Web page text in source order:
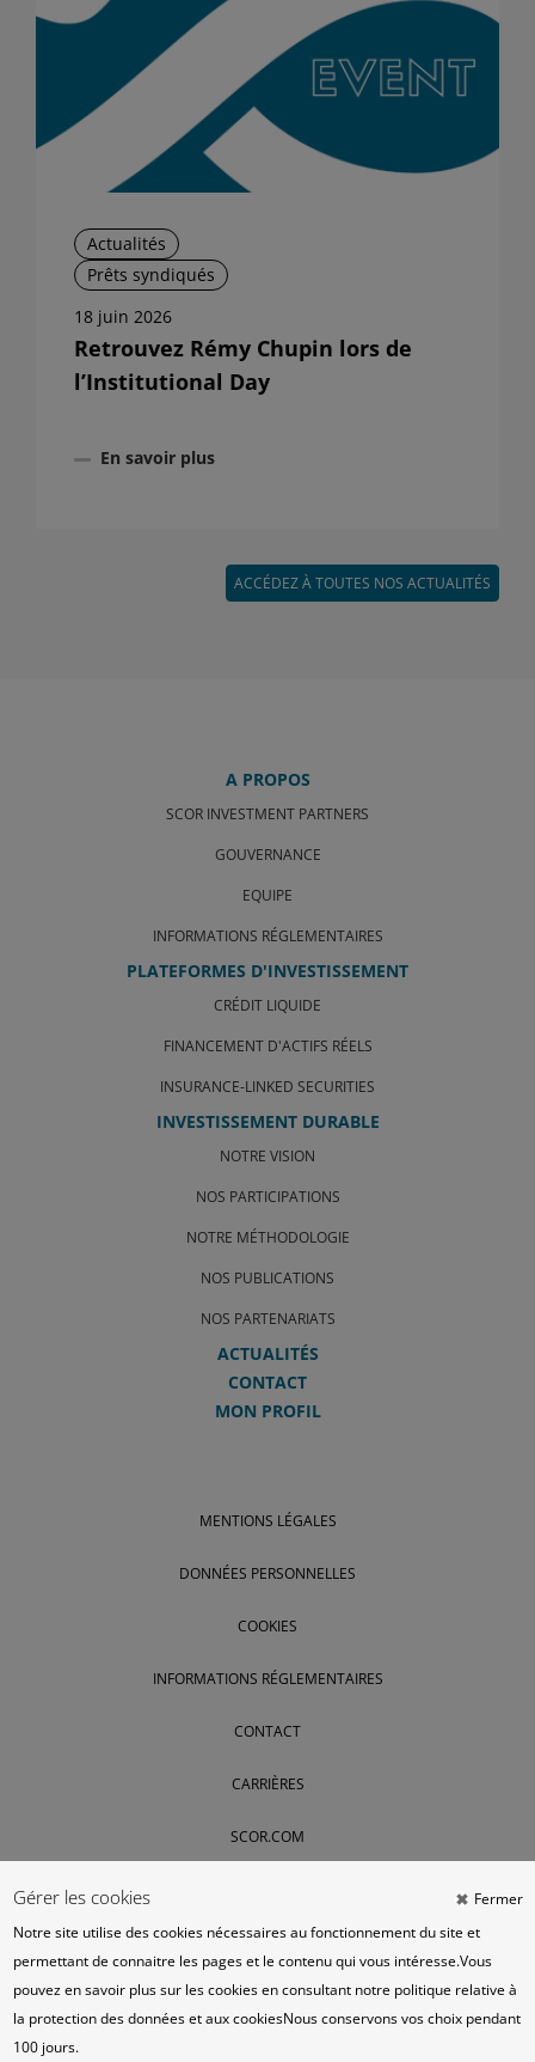
Actualités
Prêts syndiqués
18 juin 2026
Retrouvez Rémy Chupin lors de
l’Institutional Day
En savoir plus
ACCÉDEZ À TOUTES NOS ACTUALITÉS
A PROPOS
SCOR INVESTMENT PARTNERS
GOUVERNANCE
EQUIPE
INFORMATIONS RÉGLEMENTAIRES
PLATEFORMES D'INVESTISSEMENT
CRÉDIT LIQUIDE
FINANCEMENT D'ACTIFS RÉELS
INSURANCE-LINKED SECURITIES
INVESTISSEMENT DURABLE
NOTRE VISION
NOS PARTICIPATIONS
NOTRE MÉTHODOLOGIE
NOS PUBLICATIONS
NOS PARTENARIATS
ACTUALITÉS
CONTACT
MON PROFIL
MENTIONS LÉGALES
DONNÉES PERSONNELLES
COOKIES
INFORMATIONS RÉGLEMENTAIRES
CONTACT
CARRIÈRES
SCOR.COM
Fermer
Gérer les cookies
Notre site utilise des cookies nécessaires au fonctionnement du site et
permettant de connaitre les pages et le contenu qui vous intéresse.Vous
pouvez en savoir plus sur les cookies en consultant notre politique relative à
la protection des données et aux cookiesNous conservons vos choix pendant
100 jours.